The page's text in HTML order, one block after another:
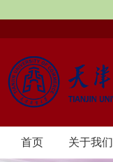
首页 ​关于我们